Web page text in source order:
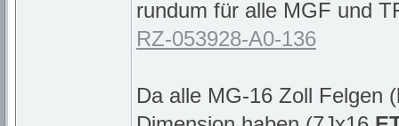
rundum für alle MGF und
RZ-053928-A0-136
Da alle MG-16 Zoll Felgen